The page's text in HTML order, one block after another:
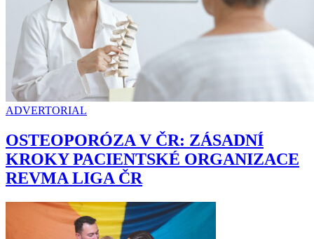
ADVERTORIAL
OSTEOPORÓZA V ČR: ZÁSADNÍ
KROKY PACIENTSKÉ ORGANIZACE
REVMA LIGA ČR